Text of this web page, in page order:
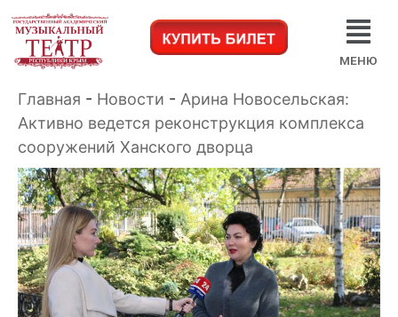
МЕНЮ
Главная - Новости - Арина Новосельская:
Активно ведется реконструкция комплекса
сооружений Ханского дворца